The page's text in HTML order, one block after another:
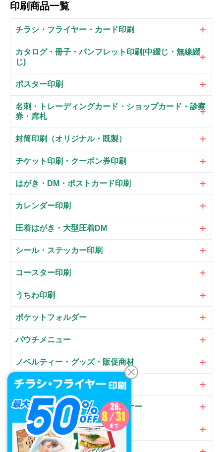
印刷商品一覧
チラシ・フライヤー・カード印刷
カタログ・冊子・パンフレット印刷(中綴じ・無線綴
じ)
ポスター印刷
名刺・トレーディングカード・ショップカード・診察
券・席札
封筒印刷（オリジナル・既製）
チケット印刷・クーポン券印刷
はがき・DM・ポストカード印刷
カレンダー印刷
圧着はがき・大型圧着DM
シール・ステッカー印刷
コースター印刷
うちわ印刷
ポケットフォルダー
パウチメニュー
ノベルティー・グッズ・販促商材
大判パネル・サイン・POP
のぼり・フラッグ・横断幕・バナー
オプション